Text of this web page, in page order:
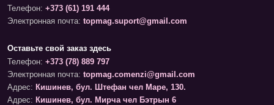
Телефон: +373 (61) 191 444
Электронная почта: topmag.suport@gmail.com
Оставьте свой заказ здесь
Телефон: +373 (78) 889 797
Электронная почта: topmag.comenzi@gmail.com
Адрес: Кишинев, бул. Штефан чел Маре, 130.
Адрес: Кишинев, бул. Мирча чел Бэтрын 6